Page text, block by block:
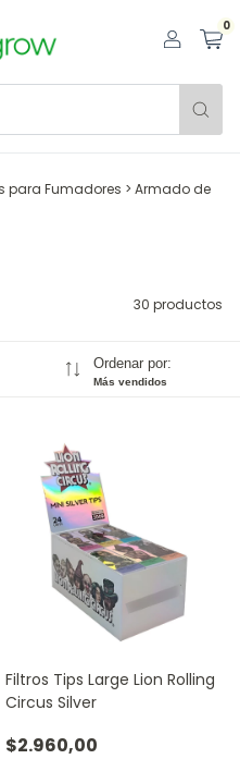
0
para Fumadores > Armado de
30 productos
Ordenar por:
Más vendidos
Filtros Tips Large Lion Rolling
Circus Silver
$2.960,00